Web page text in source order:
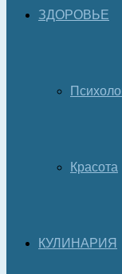
ЗДОРОВЬЕ
Красота
КУЛИНАРИЯ